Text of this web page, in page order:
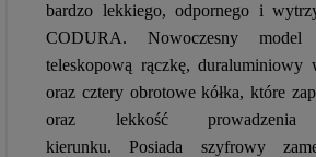
bardzo lekkiego, odpornego i
CODURA. Nowoczesny
teleskopową rączkę, duraluminiowy
oraz cztery obrotowe kółka, które
oraz lekkość
kierunku. Posiada szyfrowy